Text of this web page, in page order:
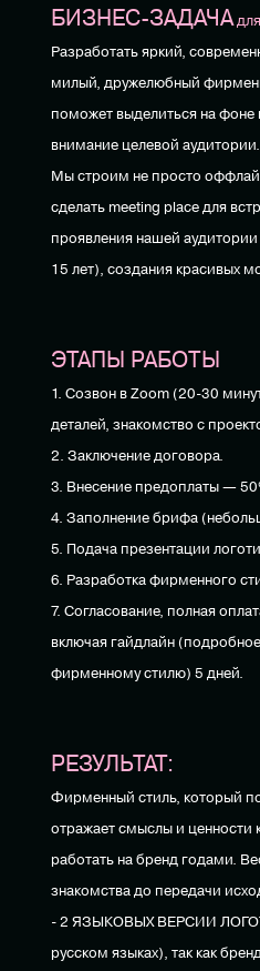
БИЗНЕС-ЗАДАЧА
Разработать яркий,
милый, дружелюбный
поможет выделиться на фоне
внимание целевой аудитории.
Мы строим не просто
сделать meeting place для
проявления нашей
15 лет), создания красивых
ЭТАПЫ РАБОТЫ
1. Созвон в Zoom (20-30
деталей, знакомство с
2. Заключение договора.
3. Внесение предоплаты —
4. Заполнение брифа
5. Подача презентации
6. Разработка фирменного
7. Согласование, полная
включая гайдлайн
фирменному стилю) 5 дней.
РЕЗУЛЬТАТ:
Фирменный стиль, который
отражает смыслы и ценности
работать на бренд годами.
знакомства до передачи
- 2 ЯЗЫКОВЫХ ВЕРСИИ
русском языках), так как